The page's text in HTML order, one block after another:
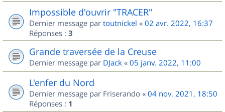
Impossible d'ouvrir "TRACER"
Dernier message par toutnickel « 02 avr. 2022, 16:37
Réponses : 3
Grande traversée de la Creuse
Dernier message par DJack « 05 janv. 2022, 11:00
L'enfer du Nord
Dernier message par Friserando « 04 nov. 2021, 18:50
Réponses : 1